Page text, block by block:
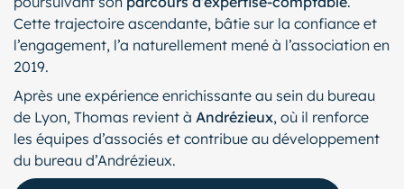
Cette trajectoire ascendante, bâtie sur la confiance et
l’engagement, l’a naturellement mené à l’association en
2019.
Après une expérience enrichissante au sein du bureau
de Lyon, Thomas revient à Andrézieux, où il renforce
les équipes d’associés et contribue au développement
du bureau d’Andrézieux.